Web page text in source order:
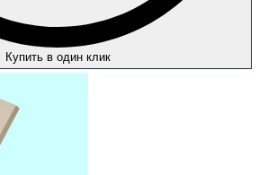
Купить в один клик